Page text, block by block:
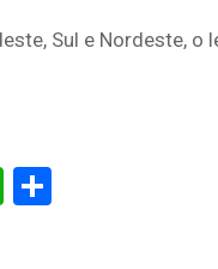
Sul e Nordeste,
WhatsApp